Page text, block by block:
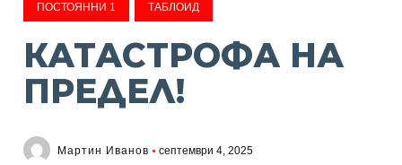
ПОСТОЯННИ 1 ТАБЛОИД
КАТАСТРОФА НА
ПРЕДЕЛ!
Мартин Иванов септември 4, 2025